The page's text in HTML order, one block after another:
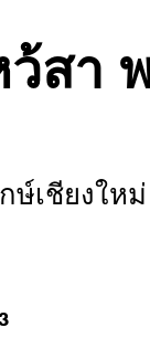
สา
ษ์เชียงใหม่